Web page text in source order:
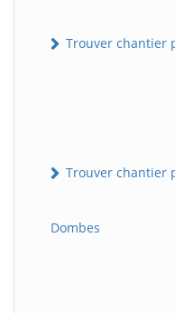
Trouver chantier
Trouver chantier
Dombes